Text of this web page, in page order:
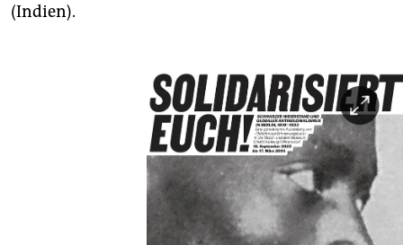
(Indien).